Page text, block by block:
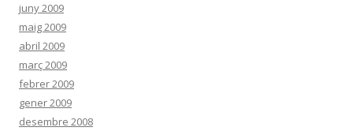
juny 2009
maig 2009
abril 2009
març 2009
febrer 2009
gener 2009
desembre 2008